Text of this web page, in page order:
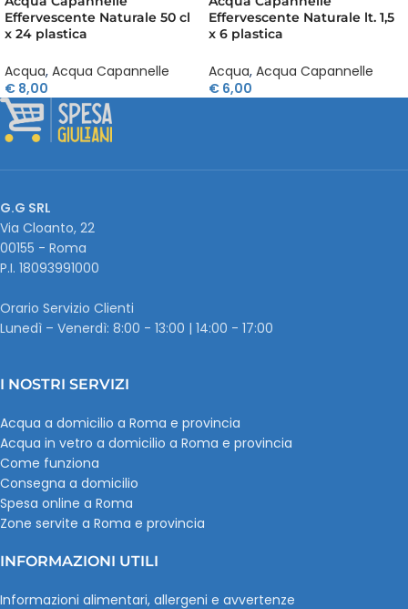
Effervescente Naturale 50 cl
x 24 plastica
Acqua, Acqua Capannelle
€ 8,00
Effervescente Naturale lt. 1,5
x 6 plastica
Acqua, Acqua Capannelle
€ 6,00
G.G SRL
Via Cloanto, 22
00155 - Roma
P.I. ‭18093991000
Orario Servizio Clienti
Lunedì – Venerdì: 8:00 - 13:00 | 14:00 - 17:00
I NOSTRI SERVIZI
Acqua a domicilio a Roma e provincia
Acqua in vetro a domicilio a Roma e provincia
Come funziona
Consegna a domicilio
Spesa online a Roma
Zone servite a Roma e provincia
INFORMAZIONI UTILI
Informazioni alimentari, allergeni e avvertenze